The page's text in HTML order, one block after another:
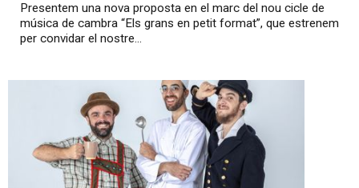
Presentem una nova proposta en el marc del nou cicle de
música de cambra “Els grans en petit format”, que estrenem
per convidar el nostre...